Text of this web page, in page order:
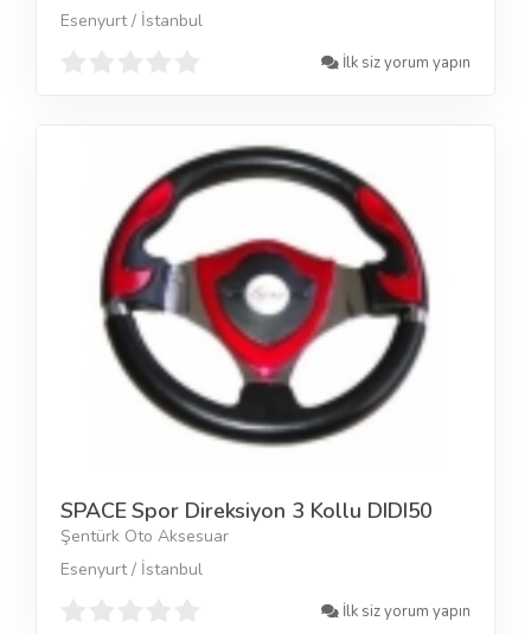
Esenyurt / İstanbul
İlk siz yorum yapın
SPACE Spor Direksiyon 3 Kollu DIDI50
Şentürk Oto Aksesuar
Esenyurt / İstanbul
İlk siz yorum yapın